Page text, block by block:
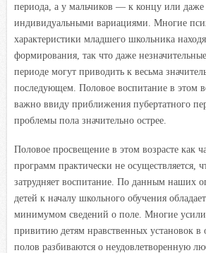
периода, а у мальчиков — к концу или даже
индивидуальными вариациями. Многие
характеристики младшего школьника
формирования, так что даже
периоде могут приводить к весьма
последующем. Половое воспитание в этом
важно ввиду приближения пубертатного
проблемы пола значительно острее.
Половое просвещение в этом возрасте как
программ практически не осуществляется,
затрудняет воспитание. По данным наших
детей к началу школьного обучения
минимумом сведений о поле. Многие
привитию детям нравственных установок в
полов разбиваются о неудовлетворенную